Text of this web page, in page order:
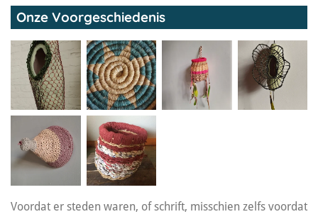
Onze Voorgeschiedenis
Voordat er steden waren, of schrift, misschien zelfs voordat